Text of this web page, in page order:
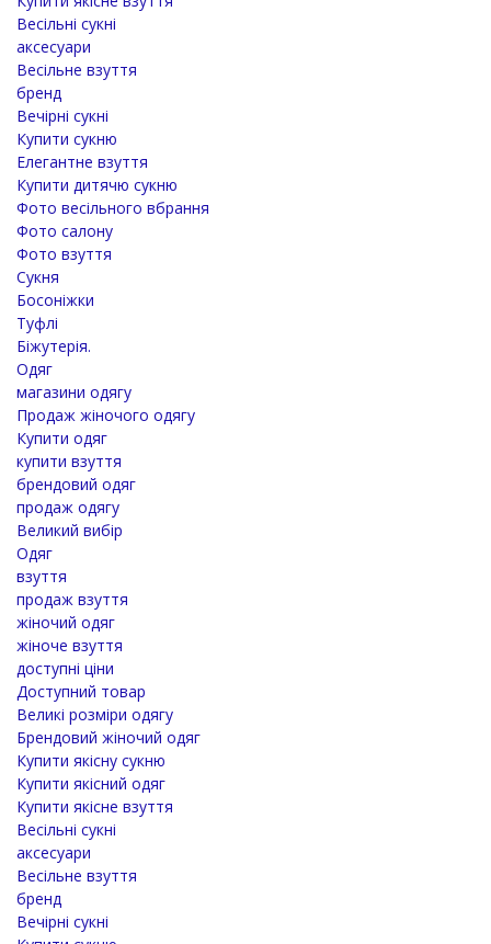
Весільні сукні
аксесуари
Весільне взуття
бренд
Вечірні сукні
Купити сукню
Елегантне взуття
Купити дитячю сукню
Фото весільного вбрання
Фото салону
Фото взуття
Сукня
Босоніжки
Туфлі
Біжутерія.
Одяг
магазини одягу
Продаж жіночого одягу
Купити одяг
купити взуття
брендовий одяг
продаж одягу
Великий вибір
Одяг
взуття
продаж взуття
жіночий одяг
жіноче взуття
доступні ціни
Доступний товар
Великі розміри одягу
Брендовий жіночий одяг
Купити якісну сукню
Купити якісний одяг
Купити якісне взуття
Весільні сукні
аксесуари
Весільне взуття
бренд
Вечірні сукні